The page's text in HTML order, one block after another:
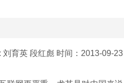
育英 段红彪 时间：2013-09-23